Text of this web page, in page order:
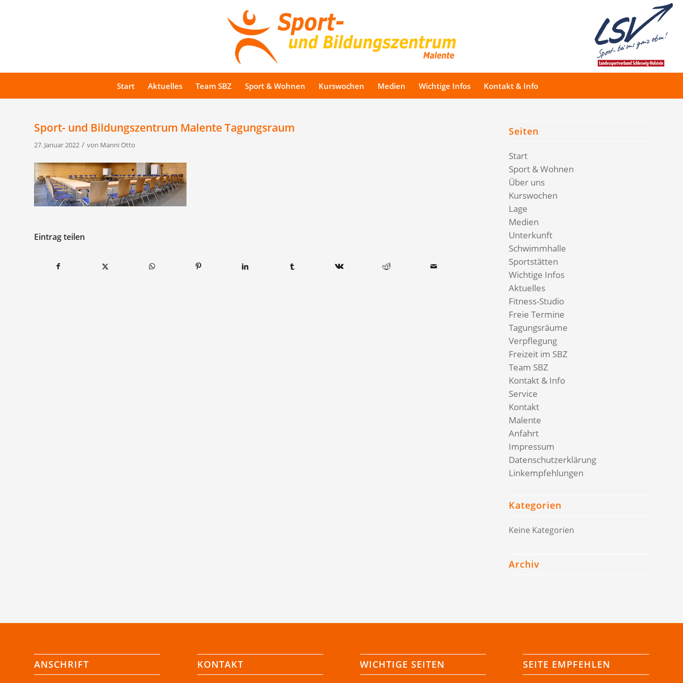
Start Aktuelles Team SBZ Sport & Wohnen Kurswochen Medien Wichtige Infos Kontakt & Info
Sport- und Bildungszentrum Malente Tagungsraum
27. Januar 2022 / von Manni Otto
Eintrag teilen
Seiten
Start
Sport & Wohnen
Über uns
Kurswochen
Lage
Medien
Unterkunft
Schwimmhalle
Sportstätten
Wichtige Infos
Aktuelles
Fitness-Studio
Freie Termine
Tagungsräume
Verpflegung
Freizeit im SBZ
Team SBZ
Kontakt & Info
Service
Kontakt
Malente
Anfahrt
Impressum
Datenschutzerklärung
Linkempfehlungen
Kategorien
Keine Kategorien
Archiv
ANSCHRIFT KONTAKT WICHTIGE SEITEN SEITE EMPFEHLEN